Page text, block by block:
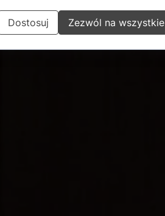
Dostosuj Zezwól na wszystkie